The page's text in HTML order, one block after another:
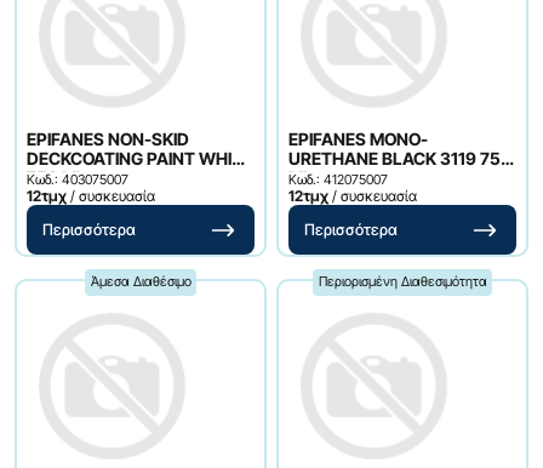
EPIFANES NON-SKID
DECKCOATING PAINT WHITE
750 ML
Κωδ.: 403075007
12τμχ / συσκευασία
Περισσότερα
EPIFANES MONO-
URETHANE BLACK 3119 750
ML
Κωδ.: 412075007
12τμχ / συσκευασία
Περισσότερα
Άμεσα Διαθέσιμο Περιορισμένη Διαθεσιμότητα